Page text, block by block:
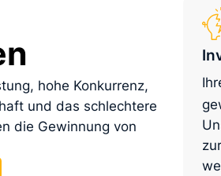
hohe Konkurrenz,
und das schlechtere
die Gewinnung von